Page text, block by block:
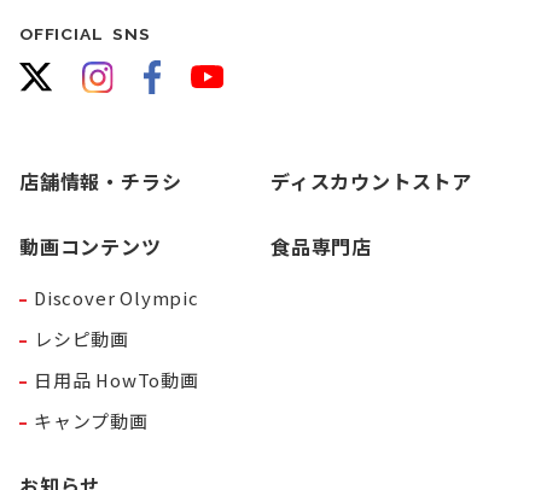
OFFICIAL SNS
店舗情報・チラシ
動画コンテンツ
Discover Olympic
レシピ動画
日用品 HowTo動画
キャンプ動画
ディスカウントストア
食品専門店